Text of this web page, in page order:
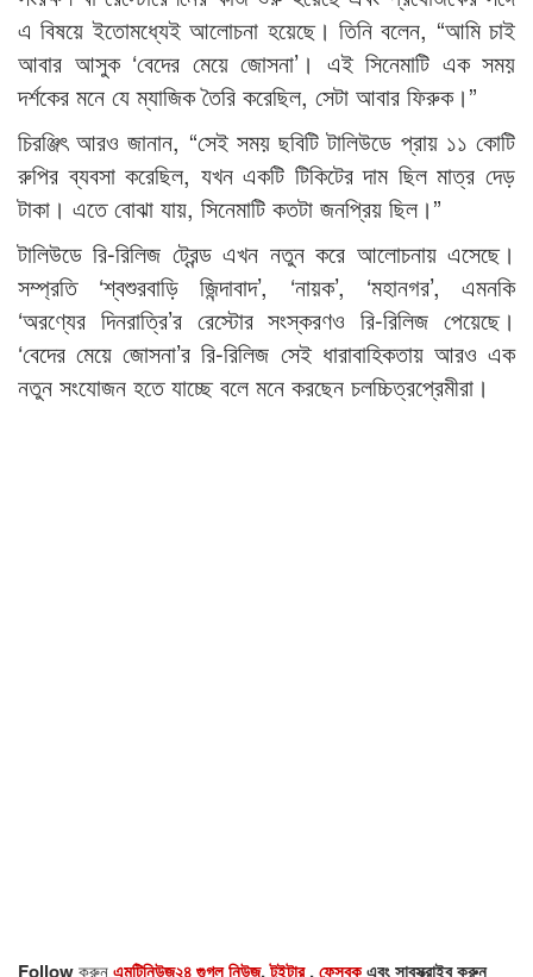
এ বিষয়ে ইতোমধ্যেই আলোচনা হয়েছে। তিনি বলেন, “আমি চাই
আবার আসুক ‘বেদের মেয়ে জোসনা’। এই সিনেমাটি এক সময়
দর্শকের মনে যে ম্যাজিক তৈরি করেছিল, সেটা আবার ফিরুক।”
চিরঞ্জিৎ আরও জানান, “সেই সময় ছবিটি টালিউডে প্রায় ১১ কোটি
রুপির ব্যবসা করেছিল, যখন একটি টিকিটের দাম ছিল মাত্র দেড়
টাকা। এতে বোঝা যায়, সিনেমাটি কতটা জনপ্রিয় ছিল।”
টালিউডে রি-রিলিজ ট্রেন্ড এখন নতুন করে আলোচনায় এসেছে।
সম্প্রতি ‘শ্বশুরবাড়ি জিন্দাবাদ’, ‘নায়ক’, ‘মহানগর’, এমনকি
‘অরণ্যের দিনরাত্রি’র রেস্টোর সংস্করণও রি-রিলিজ পেয়েছে।
‘বেদের মেয়ে জোসনা’র রি-রিলিজ সেই ধারাবাহিকতায় আরও এক
নতুন সংযোজন হতে যাচ্ছে বলে মনে করছেন চলচ্চিত্রপ্রেমীরা।
Followকরুনএমটিনিউজ২৪ গুগল নিউজ,টুইটার,ফেসবুকএবং সাবস্ক্রাইব করুন